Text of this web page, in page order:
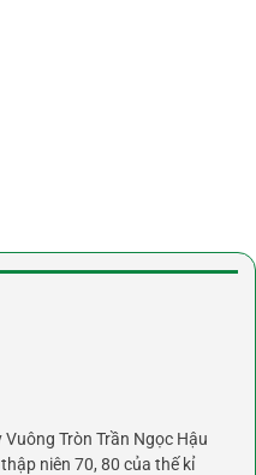
Tròn Trần Ngọc Hậu
niên 70, 80 của thế kỉ